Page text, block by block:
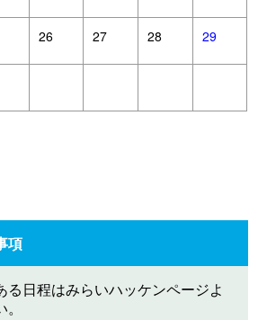
26 27 28 29
項
日程はみらいハッケンページよ